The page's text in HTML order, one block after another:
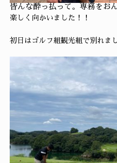
皆んな酔っ払って。専務をお
楽しく向かいました！！
初日はゴルフ組観光組で別れま